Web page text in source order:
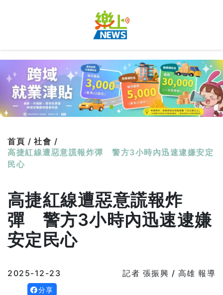
首頁 / 社會 /
高捷紅線遭惡意謊報炸彈 警方3小時內迅速逮嫌安定
民心
高捷紅線遭惡意謊報炸
彈 警方3小時內迅速逮嫌
安定民心
2025-12-23 記者 張振興 / 高雄 報導
分享